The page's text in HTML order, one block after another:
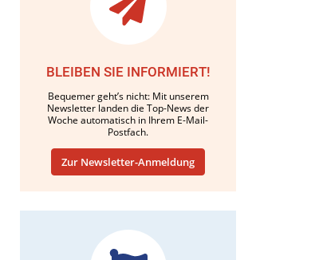
BLEIBEN SIE INFORMIERT!
Bequemer geht’s nicht: Mit unserem
Newsletter landen die Top-News der
Woche automatisch in Ihrem E-Mail-
Postfach.
Zur Newsletter-Anmeldung